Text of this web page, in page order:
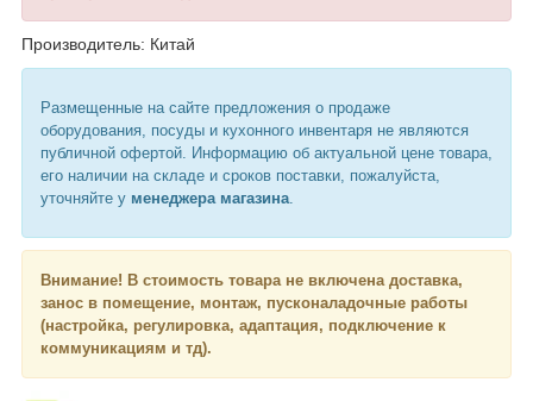
Производитель: Китай
Размещенные на сайте предложения о продаже
оборудования, посуды и кухонного инвентаря не являются
публичной офертой. Информацию об актуальной цене товара,
его наличии на складе и сроков поставки, пожалуйста,
уточняйте у менеджера магазина.
Внимание! В стоимость товара не включена доставка,
занос в помещение, монтаж, пусконаладочные работы
(настройка, регулировка, адаптация, подключение к
коммуникациям и тд).